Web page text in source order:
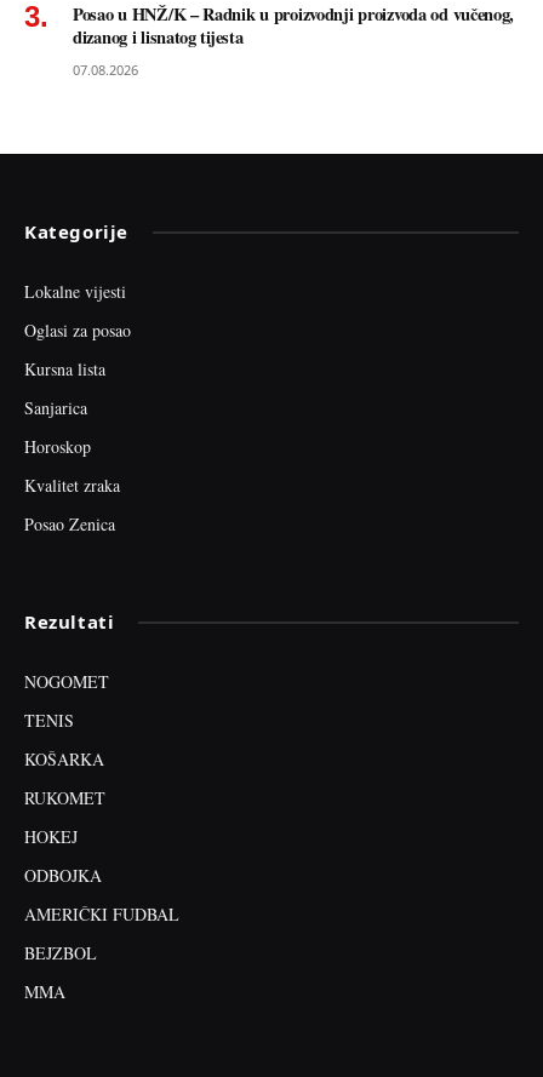
Posao u HNŽ/K – Radnik u proizvodnji proizvoda od vučenog,
dizanog i lisnatog tijesta
07.08.2026
Kategorije
Lokalne vijesti
Oglasi za posao
Kursna lista
Sanjarica
Horoskop
Kvalitet zraka
Posao Zenica
Rezultati
NOGOMET
TENIS
KOŠARKA
RUKOMET
HOKEJ
ODBOJKA
AMERIČKI FUDBAL
BEJZBOL
MMA